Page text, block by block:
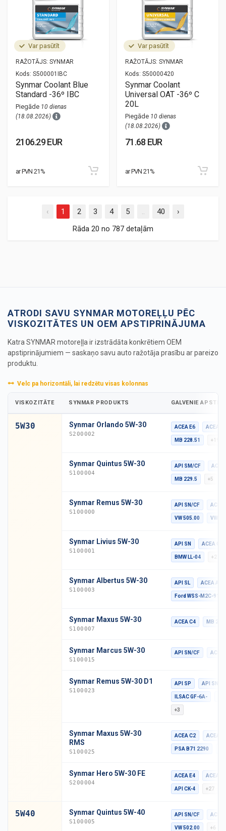
Var pasūtīt
RAŽOTĀJS: SYNMAR
Kods: S500001IBC
Synmar Coolant Blue
Standard -36º IBC
Piegāde 10 dienas
(18.08.2026)
2106.29 EUR
ar PVN 21%
Var pasūtīt
RAŽOTĀJS: SYNMAR
Kods: S50000420
Synmar Coolant
Universal OAT -36º C
20L
Piegāde 10 dienas
(18.08.2026)
71.68 EUR
ar PVN 21%
‹ 1 2 3 4 5 .. 40
›
Rāda 20 no 787 detaļām
ATRODI SAVU SYNMAR MOTOREĻĻU PĒC
VISKOZITĀTES UN OEM APSTIPRINĀJUMA
Katra SYNMAR motoreļļa ir izstrādāta konkrētiem OEM
apstiprinājumiem — saskaņo savu auto ražotāja prasību ar pareizo
produktu.
Velc pa horizontāli, lai redzētu visas kolonnas
VISKOZITĀTE SYNMAR PRODUKTS GALVENIE
5W30 Synmar Orlando 5W-30
S200002
ACEA E6 ACEA E7
MB 228.51 +19
Synmar Quintus 5W-30
S100004
API SM/CF ACEA
MB 229.5 +5
Synmar Remus 5W-30
S100000
API SN/CF ACEA
VW 505.00 VW
Synmar Livius 5W-30
S100001
API SN ACEA C3
BMW LL-04 +2
Synmar Albertus 5W-30
S100003
API SL ACEA A5
Ford WSS-M2C-
Synmar Maxus 5W-30
S100007
ACEA C4 MB
Synmar Marcus 5W-30
S100015
API SN/CF ACEA
Synmar Remus 5W-30 D1
S100023
API SP API SN
ILSAC GF-6A-
+3
Synmar Maxus 5W-30
RMS
S100025
ACEA C2 ACEA
PSA B71 2290
Synmar Hero 5W-30 FE
S200004
ACEA E4 ACEA E6
API CK-4 +27
5W40 Synmar Quintus 5W-40
S100005
API SN/CF ACEA
VW 502.00 +6